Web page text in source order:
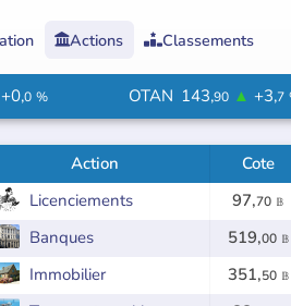
Actions  Classements
+0,0 % OTAN 143,90 ▲ +3,7
Action Cote
Licenciements 97,70 𝔹
Banques 519,00 𝔹
Immobilier 351,50 𝔹